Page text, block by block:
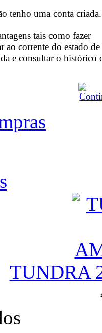
tenho uma conta criada.
tais como fazer
ao corrente do estado de
e consultar o histórico
TUNDRA